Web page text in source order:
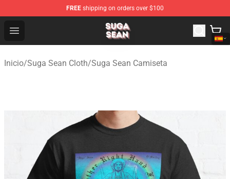
FREE shipping on orders over $100
Open menu
Suga Sean Shop - Official Suga Sean Merchandise Store
Inicio/Suga Sean Cloth/Suga Sean Camiseta